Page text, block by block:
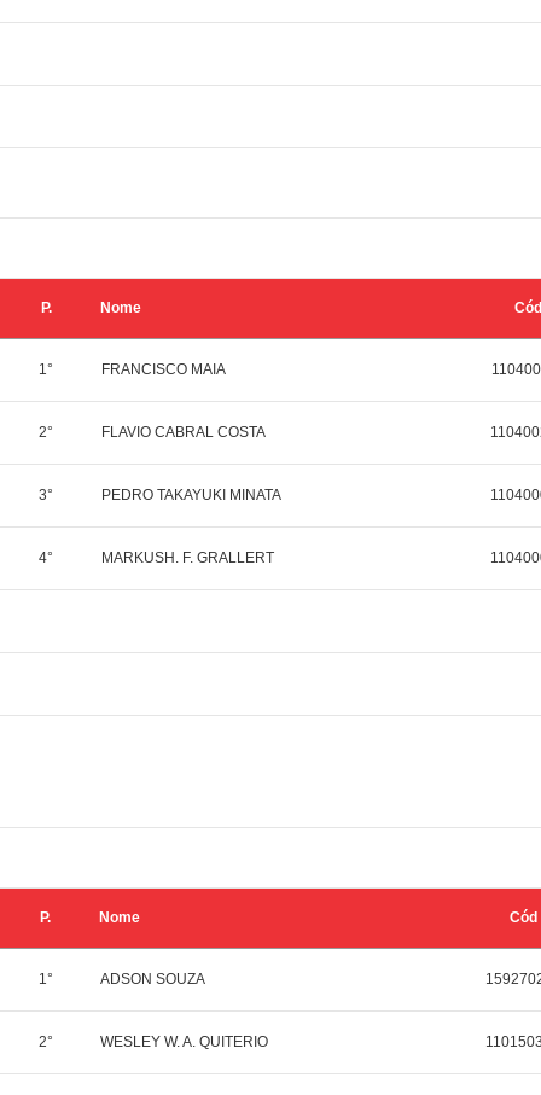
P. Nome Cód
1° FRANCISCO MAIA
2° FLAVIO CABRAL COSTA
3° PEDRO TAKAYUKI MINATA
4° MARKUSH. F. GRALLERT
P. Nome Cód
1° ADSON SOUZA
2° WESLEY W. A. QUITERIO